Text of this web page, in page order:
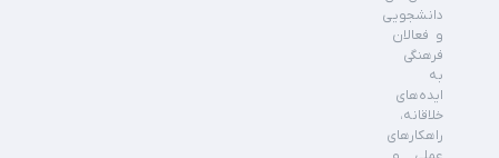
دانشجویی
و فعالان
فرهنگی
به
ایده‌های
خلاقانه،
راهکارهای